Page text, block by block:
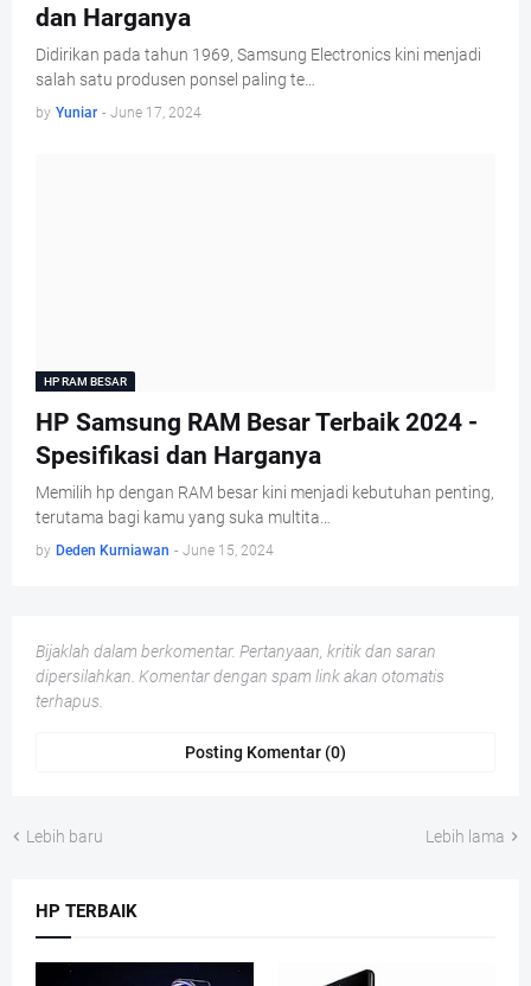
dan Harganya
Didirikan pada tahun 1969, Samsung Electronics kini menjadi
salah satu produsen ponsel paling te…
by Yuniar - June 17, 2024
HP RAM BESAR
HP Samsung RAM Besar Terbaik 2024 -
Spesifikasi dan Harganya
Memilih hp dengan RAM besar kini menjadi kebutuhan penting,
terutama bagi kamu yang suka multita…
by Deden Kurniawan - June 15, 2024
Bijaklah dalam berkomentar. Pertanyaan, kritik dan saran
dipersilahkan. Komentar dengan spam link akan otomatis
terhapus.
Posting Komentar (0)
Lebih baru Lebih lama
HP TERBAIK